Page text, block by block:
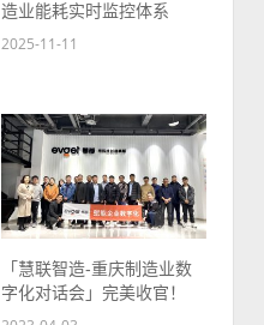
造业能耗实时监控体系
2025-11-11
「慧联智造-重庆制造业数
字化对话会」完美收官！